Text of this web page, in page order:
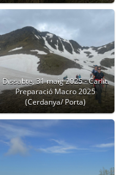
Dissabte, 31 maig 2025 - Carlit.
Preparació Macro 2025
(Cerdanya/ Porta)